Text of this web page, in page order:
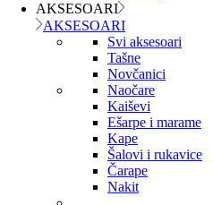
AKSESOARI
AKSESOARI
Svi aksesoari
Tašne
Novčanici
Naočare
Kaiševi
Ešarpe i marame
Kape
Šalovi i rukavice
Čarape
Nakit